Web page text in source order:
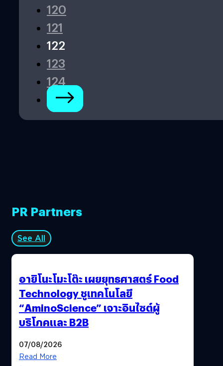
120
121
122
123
124
PR Partners
See All
อายิโนะโมะโต๊ะ เผยยุทธศาสตร์ Food
Technology ชูเทคโนโลยี
“AminoScience” เจาะอินไซต์ผู้
บริโภคและ B2B
07/08/2026
Read More